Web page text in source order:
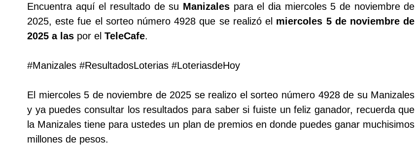
Lotería de Santander
Lotería del Cauca
Extra de Colombia
Antioqueñita Día
Encuentra aquí el resultado de su Manizalespara el dia miercoles 5 de noviembre de
2025, este fue el sorteo número 4928 que se realizó el miercoles 5 de noviembre de
2025 a las por el TeleCafe.
#Manizales #ResultadosLoterias #LoteriasdeHoy
El miercoles 5 de noviembre de 2025 se realizo el sorteo número 4928 de su Manizales
y ya puedes consultar los resultados para saber si fuiste un feliz ganador, recuerda que
la Manizales tiene para ustedes un plan de premios en donde puedes ganar muchisimos
millones de pesos.